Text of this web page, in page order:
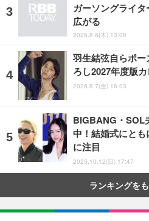
ガーソングライ
広がる
2026.8.6(木) 13:00
羽生結弦自らポ
ろし2027年度版
2026.8.7(金) 16:03
BIGBANG・SOL
中！結婚式にと
に注目
2025.10.12(日) 17:47
ランキングを